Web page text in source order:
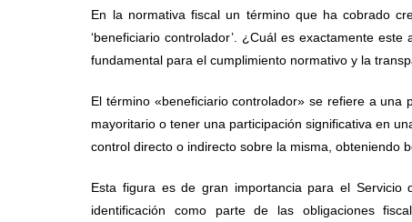
En la normativa fiscal un término que ha cobrado
‘beneficiario controlador’. ¿Cuál es exactamente
fundamental para el cumplimiento normativo y la
El término «beneficiario controlador» se refiere a una
mayoritario o tener una participación significativa en
control directo o indirecto sobre la misma, obteniendo
Esta figura es de gran importancia para el Servicio
identificación como parte de las obligaciones